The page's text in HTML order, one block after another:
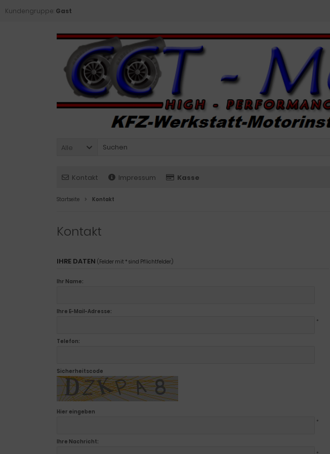
Kundengruppe: Gast
Alle
Kontakt Impressum Kasse
Startseite Kontakt
Kontakt
IHRE DATEN (Felder mit * sind Pflichtfelder.)
Ihr Name:
Ihre E-Mail-Adresse:
*
Telefon:
Sicherheitscode
Hier eingeben
*
Ihre Nachricht: